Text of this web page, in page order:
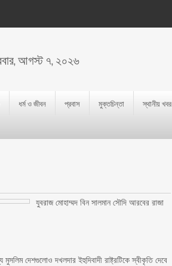
আগস্ট ৭, ২০২৬
ধর্ম ও জীবন প্রবাস মুক্তচিন্তা স্থানীয় খবর
যুবরাজ মোহাম্মদ বিন সালমান সৌদি আরবের রাজা
দেশগুলোও দখলদার ইহুদিবাদী রাষ্ট্রটিকে স্বীকৃতি দেবে